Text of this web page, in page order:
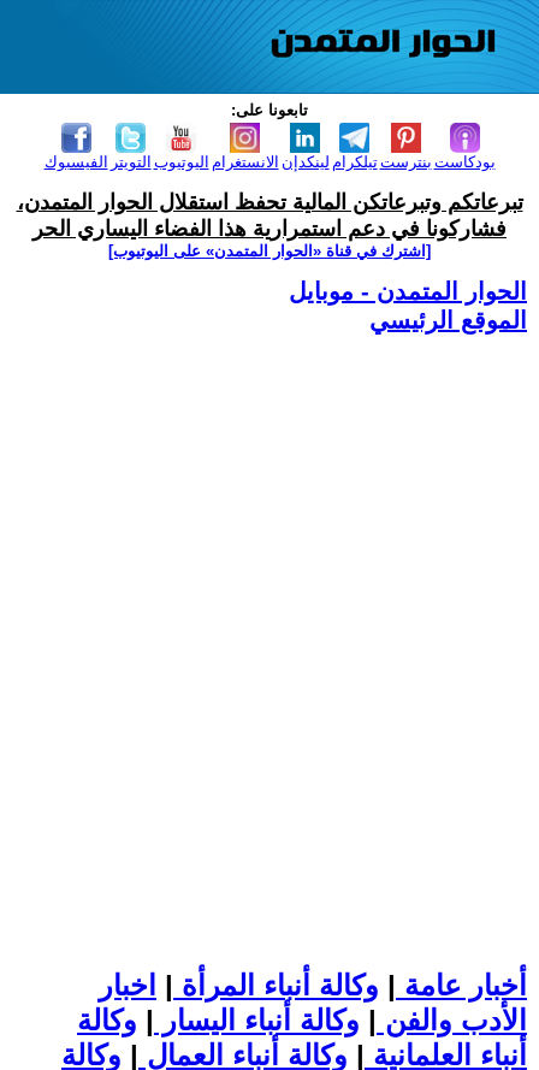
تابعونا على:
الفيسبوك التويتر اليوتيوب الانستغرام لينكدإن تيلكرامبنترست بودكاست
تبرعاتكم وتبرعاتكن المالية تحفظ استقلال الحوار المتمدن،
فشاركونا في دعم استمرارية هذا الفضاء اليساري الحر
[اشترك في قناة ‫«الحوار المتمدن» على اليوتيوب]
الحوار المتمدن - موبايل
الموقع الرئيسي
أخبار عامة | وكالة أنباء المرأة | اخبار
الأدب والفن | وكالة أنباء اليسار | وكالة
أنباء العلمانية | وكالة أنباء العمال | وكالة